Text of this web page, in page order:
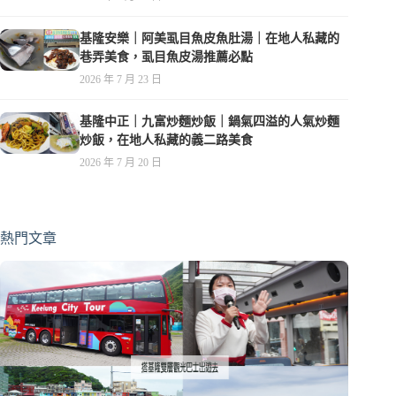
基隆安樂｜阿美虱目魚皮魚肚湯｜在地人私藏的
巷弄美食，虱目魚皮湯推薦必點
2026 年 7 月 23 日
基隆中正｜九富炒麵炒飯｜鍋氣四溢的人氣炒麵
炒飯，在地人私藏的義二路美食
2026 年 7 月 20 日
熱門文章